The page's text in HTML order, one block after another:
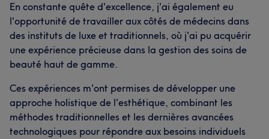
En constante quête d'excellence, j'ai également eu
l'opportunité de travailler aux côtés de médecins dans
des instituts de luxe et traditionnels, où j'ai pu acquérir
une expérience précieuse dans la gestion des soins de
beauté haut de gamme.
Ces expériences m'ont permises de développer une
approche holistique de l'esthétique, combinant les
méthodes traditionnelles et les dernières avancées
technologiques pour répondre aux besoins individuels